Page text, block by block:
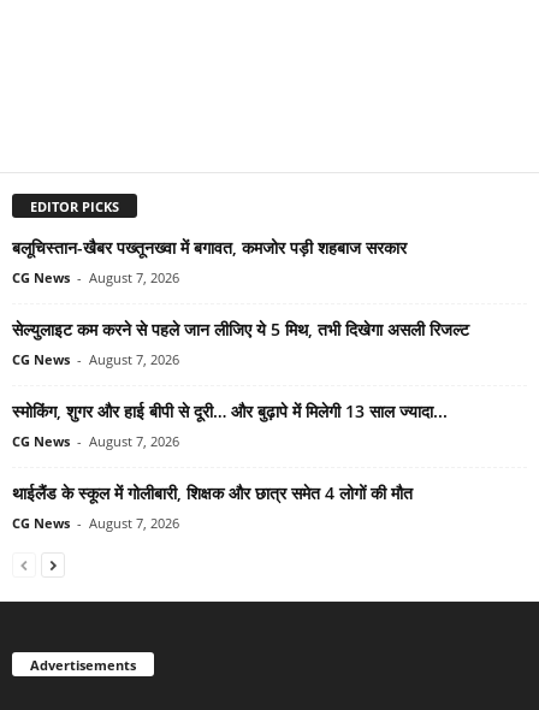
EDITOR PICKS
बलूचिस्तान-खैबर पख्तूनख्वा में बगावत, कमजोर पड़ी शहबाज सरकार
CG News - August 7, 2026
सेल्युलाइट कम करने से पहले जान लीजिए ये 5 मिथ, तभी दिखेगा असली रिजल्ट
CG News - August 7, 2026
स्मोकिंग, शुगर और हाई बीपी से दूरी… और बुढ़ापे में मिलेगी 13 साल ज्यादा...
CG News - August 7, 2026
थाईलैंड के स्कूल में गोलीबारी, शिक्षक और छात्र समेत 4 लोगों की मौत
CG News - August 7, 2026
Advertisements